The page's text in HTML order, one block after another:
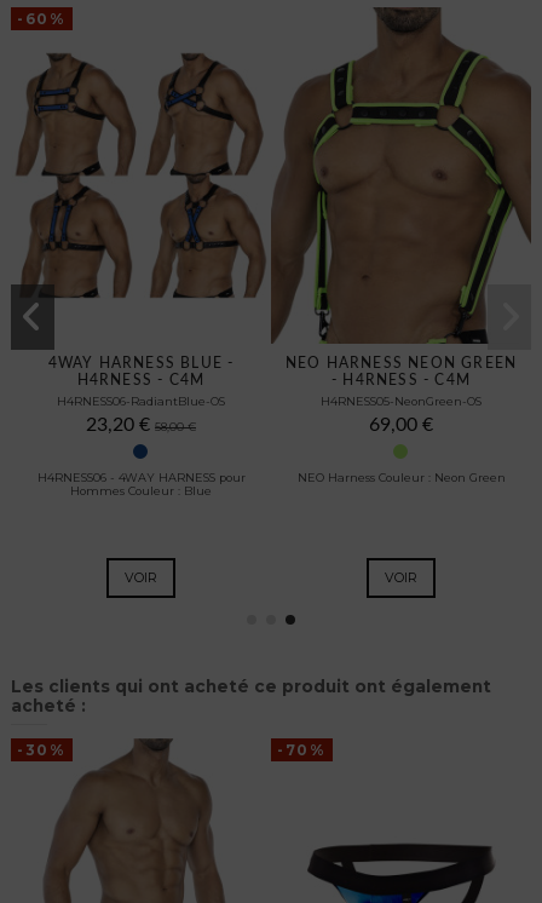
-60%
4WAY HARNESS BLUE -
H4RNESS - C4M
H4RNESS06-RadiantBlue-OS
23,20 € 58,00 €
H4RNESS06 - 4WAY HARNESS pour
Hommes Couleur : Blue
VOIR
NEO HARNESS NEON GREEN
- H4RNESS - C4M
H4RNESS05-NeonGreen-OS
69,00 €
NEO Harness Couleur : Neon Green
VOIR
Les clients qui ont acheté ce produit ont également
acheté :
-30% -70%